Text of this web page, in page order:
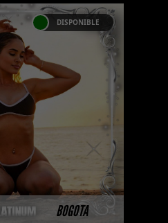
BOGOTA
DISPONIBLE
NUEVA
pertenece
Privado
privada de
nivel de belleza